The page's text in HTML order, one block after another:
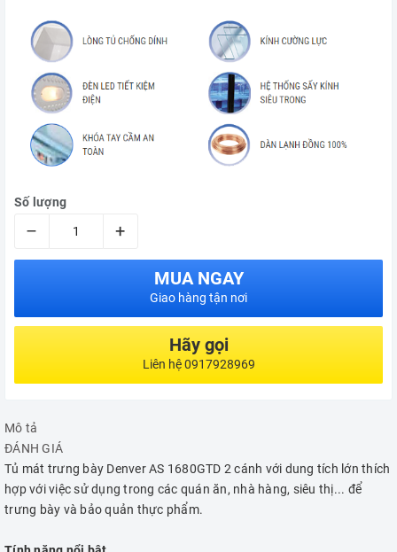
Số lượng
– +
MUA NGAY
Giao hàng tận nơi
Hãy gọi
Liên hệ 0917928969
Mô tả
ĐÁNH GIÁ
Tủ mát trưng bày Denver AS 1680GTD 2 cánh với dung tích lớn thích
hợp với việc sử dụng trong các quán ăn, nhà hàng, siêu thị... để
trưng bày và bảo quản thực phẩm.